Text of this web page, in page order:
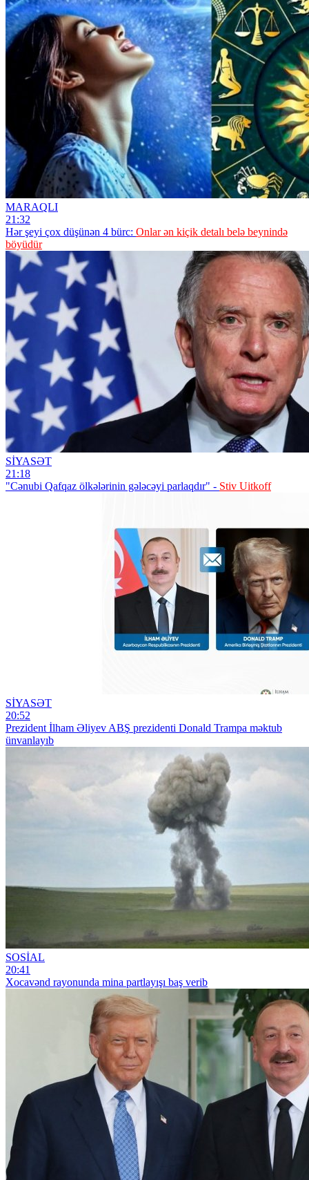
MARAQLI
21:32
Hər şeyi çox düşünən 4 bürc: Onlar ən kiçik detalı belə beynində
böyüdür
SİYASƏT
21:18
"Cənubi Qafqaz ölkələrinin gələcəyi parlaqdır" - Stiv Uitkoff
SİYASƏT
20:52
Prezident İlham Əliyev ABŞ prezidenti Donald Trampa məktub
ünvanlayıb
SOSİAL
20:41
Xocavənd rayonunda mina partlayışı baş verib